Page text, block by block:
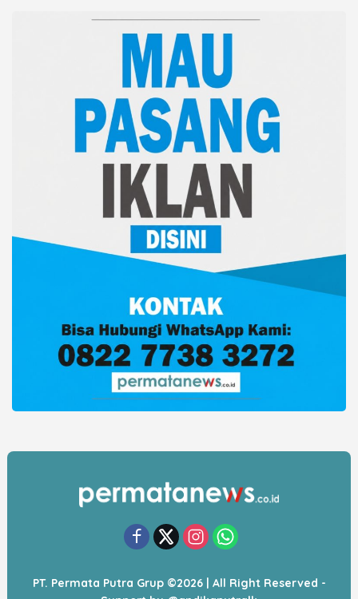
PT. Permata Putra Grup ©2026 | All Right Reserved -